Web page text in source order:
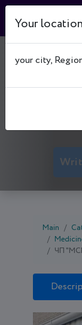
50023,
Main
ЧП
Your location
your city,